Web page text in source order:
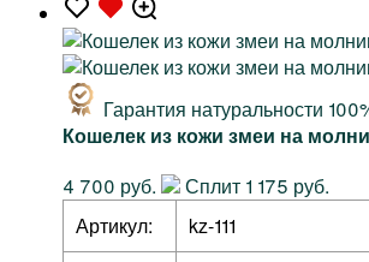
Гарантия натуральности
Кошелек из кожи змеи на
4 700 руб.
Сплит 1 175 руб.
Артикул:
kz-111